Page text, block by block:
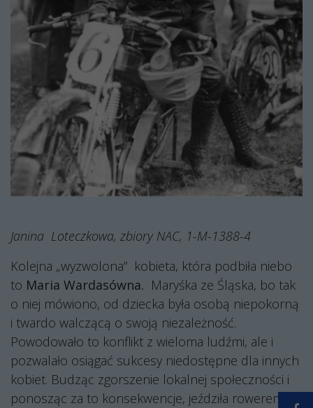
Janina Loteczkowa, zbiory NAC, 1-M-1388-4
Kolejna „wyzwolona” kobieta, która podbiła niebo
to Maria Wardasówna. Maryśka ze Śląska, bo tak
o niej mówiono, od dziecka była osobą niepokorną
i twardo walczącą o swoją niezależność.
Powodowało to konflikt z wieloma ludźmi, ale i
pozwalało osiągać sukcesy niedostępne dla innych
kobiet. Budząc zgorszenie lokalnej społeczności i
ponosząc za to konsekwencje, jeździła rowerem,